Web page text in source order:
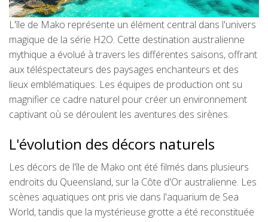
L'île de Mako représente un élément central dans l'univers
magique de la série H2O. Cette destination australienne
mythique a évolué à travers les différentes saisons, offrant
aux téléspectateurs des paysages enchanteurs et des
lieux emblématiques. Les équipes de production ont su
magnifier ce cadre naturel pour créer un environnement
captivant où se déroulent les aventures des sirènes.
L'évolution des décors naturels
Les décors de l'île de Mako ont été filmés dans plusieurs
endroits du Queensland, sur la Côte d'Or australienne. Les
scènes aquatiques ont pris vie dans l'aquarium de Sea
World, tandis que la mystérieuse grotte a été reconstituée